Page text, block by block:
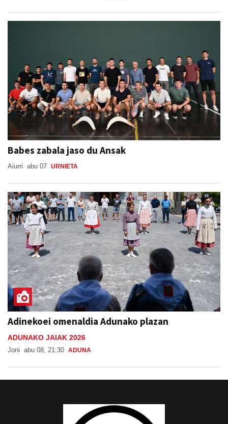
Babes zabala jaso du Ansak
Aiurri abu 07 URNIETA
Adinekoei omenaldia Adunako plazan
ADUNAKO JAIAK 2026
Joni abu 08, 21:30 ADUNA